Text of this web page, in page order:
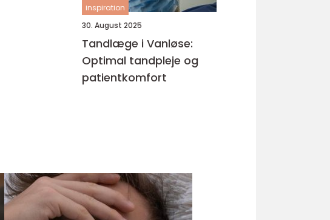
inspiration
30. August 2025
Tandlæge i Vanløse:
Optimal tandpleje og
patientkomfort